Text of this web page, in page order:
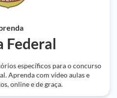
Federal
específicos para o concurso
Aprenda com vídeo aulas e
online e de graça.